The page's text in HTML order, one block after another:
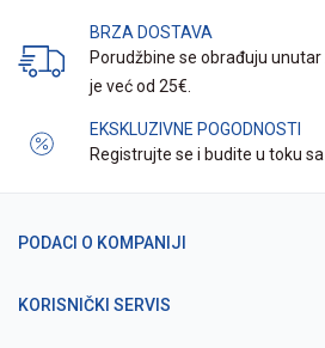
BRZA DOSTAVA
Porudžbine se obrađuju
je već od 25€.
EKSKLUZIVNE POGODNOSTI
Registrujte se i budite u toku
PODACI O KOMPANIJI
KORISNIČKI SERVIS